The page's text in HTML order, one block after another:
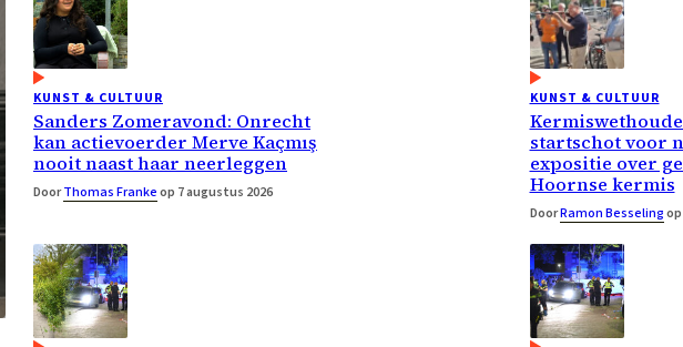
KUNST & CULTUUR
Sanders Zomeravond: Onrecht
kan actievoerder Merve Kaçmış
nooit naast haar neerleggen
DoorThomas Frankeop 7 augustus 2026
KUNST & CULTUUR
startschot voor
expositie over
Hoornse kermis
DoorRamon Besseling